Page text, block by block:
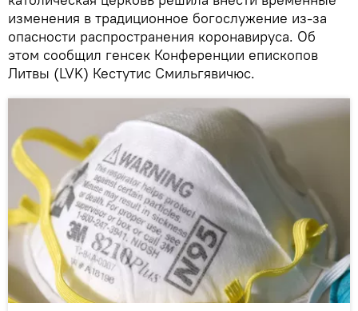
изменения в традиционное богослужение из-за
опасности распространения коронавируса. Об
этом сообщил генсек Конференции епископов
Литвы (LVK) Кестутис Смильгявичюс.